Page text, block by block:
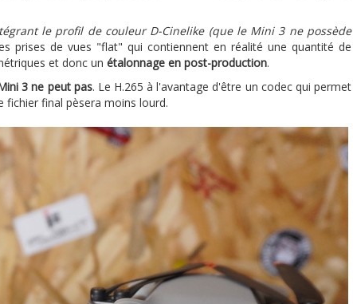
le profil de couleur D-Cinelike (que le Mini 3 ne possède
prises de vues "flat" qui contiennent en réalité une quantité de
et donc un étalonnage en post-production.
3 ne peut pas. Le H.265 à l'avantage d'être un codec qui permet
fichier final pèsera moins lourd.